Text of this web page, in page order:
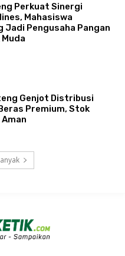
Perkuat Sinergi
Mahasiswa
Jadi Pengusaha Pangan
Genjot Distribusi
Premium, Stok